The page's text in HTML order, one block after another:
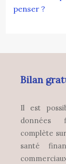
penser ?
Bilan
Il est
données
complète
santé